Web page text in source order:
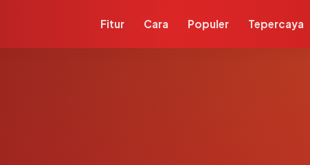
Fitur Cara Populer Tepercaya